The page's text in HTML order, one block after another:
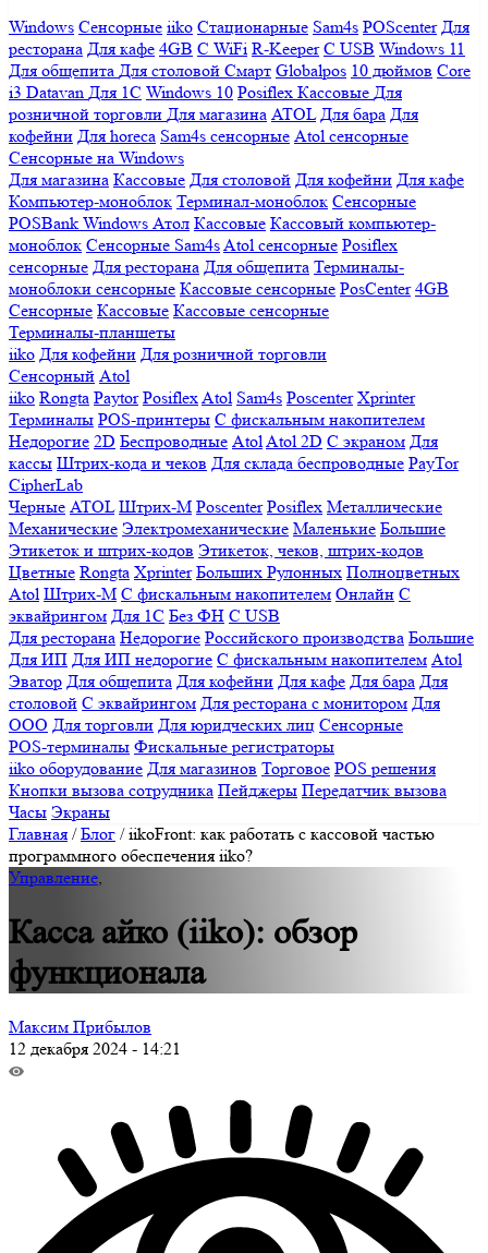
Windows Сенсорные iiko Стационарные Sam4s POScenter Для
ресторана Для кафе 4GB С WiFi R-Keeper С USB Windows 11
Для общепита Для столовой Смарт Globalpos 10 дюймов Core
i3 Datavan Для 1С Windows 10 Posiflex Кассовые Для
розничной торговли Для магазина ATOL Для бара Для
кофейни Для horeca Sam4s сенсорные Atol сенсорные
Сенсорные на Windows
Для магазина Кассовые Для столовой Для кофейни Для кафе
Компьютер-моноблок Терминал-моноблок Сенсорные
POSBank Windows Атол Кассовые Кассовый компьютер-
моноблок Сенсорные Sam4sAtol сенсорные Posiflex
сенсорные Для ресторана Для общепита Терминалы-
моноблоки сенсорные Кассовые сенсорные PosCenter 4GB
Сенсорные Кассовые Кассовые сенсорные
Терминалы-планшеты
iiko Для кофейни Для розничной торговли
Сенсорный Atol
iiko Rongta Paytor PosiflexAtol Sam4s Poscenter Xprinter
Терминалы POS-принтеры С фискальным накопителем
Недорогие 2D Беспроводные AtolAtol 2D С экраном Для
кассы Штрих-кода и чеков Для склада беспроводные PayTor
CipherLab
Черные ATOL Штрих-М Poscenter Posiflex Металлические
Механические Электромеханические Маленькие Большие
Этикеток и штрих-кодов Этикеток, чеков, штрих-кодов
Цветные Rongta Xprinter Больших Рулонных Полноцветных
Atol Штрих-М С фискальным накопителем Онлайн С
эквайрингом Для 1С Без ФН С USB
Для ресторана Недорогие Российского производства Большие
Для ИП Для ИП недорогие С фискальным накопителем Atol
Эватор Для общепита Для кофейни Для кафе Для бара Для
столовой С эквайрингом Для ресторана с монитором Для
ООО Для торговли Для юридческих лиц Сенсорные
POS-терминалы Фискальные регистраторы
iiko оборудование Для магазинов Торговое POS решения
Кнопки вызова сотрудника Пейджеры Передатчик вызова
Часы Экраны
Главная /Блог /iikoFront: как работать с кассовой частью
программного обеспечения iiko?
Управление,
Касса айко (iiko): обзор
функционала
Максим Прибылов
12 декабря 2024 - 14:21